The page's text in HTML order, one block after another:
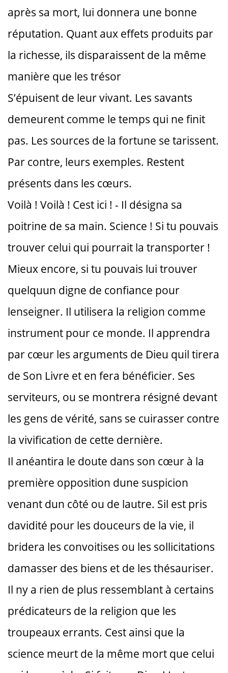
après sa mort, lui donnera une bonne
réputation. Quant aux effets produits par
la richesse, ils disparaissent de la même
manière que les trésor
S’épuisent de leur vivant. Les savants
demeurent comme le temps qui ne finit
pas. Les sources de la fortune se tarissent.
Par contre, leurs exemples. Restent
présents dans les cœurs.
Voilà ! Voilà ! Cest ici ! - Il désigna sa
poitrine de sa main. Science ! Si tu pouvais
trouver celui qui pourrait la transporter !
Mieux encore, si tu pouvais lui trouver
quelquun digne de confiance pour
lenseigner. Il utilisera la religion comme
instrument pour ce monde. Il apprendra
par cœur les arguments de Dieu quil tirera
de Son Livre et en fera bénéficier. Ses
serviteurs, ou se montrera résigné devant
les gens de vérité, sans se cuirasser contre
la vivification de cette dernière.
Il anéantira le doute dans son cœur à la
première opposition dune suspicion
venant dun côté ou de lautre. Sil est pris
davidité pour les douceurs de la vie, il
bridera les convoitises ou les sollicitations
damasser des biens et de les thésauriser.
Il ny a rien de plus ressemblant à certains
prédicateurs de la religion que les
troupeaux errants. Cest ainsi que la
science meurt de la même mort que celui